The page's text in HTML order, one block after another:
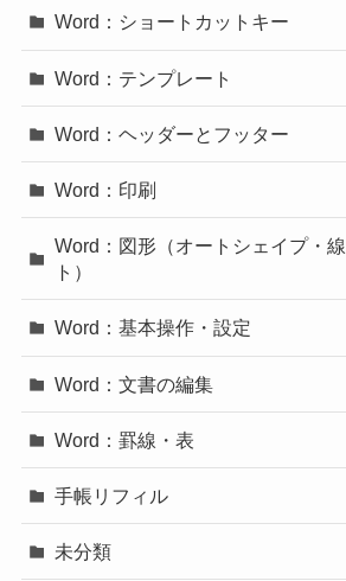
Word：ショートカットキー
Word：テンプレート
Word：ヘッダーとフッター
Word：印刷
Word：図形（オートシェイプ・
ト）
Word：基本操作・設定
Word：文書の編集
Word：罫線・表
手帳リフィル
未分類